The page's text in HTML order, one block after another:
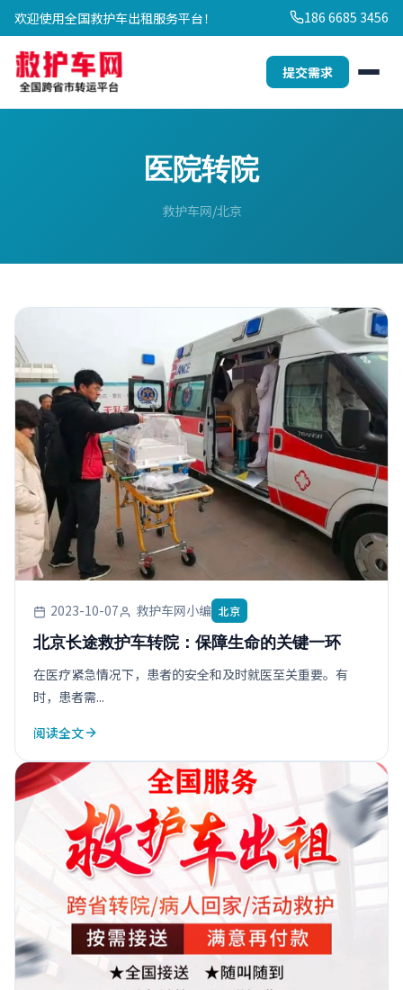
欢迎使用全国救护车出租服务平台！ 186 6685 3456
提交需求
医院转院
救护车网 北京
2023-10-07 救护车网小编 北京
北京长途救护车转院：保障生命的关键一环
在医疗紧急情况下，患者的安全和及时就医至关重要。有
时，患者需...
阅读全文